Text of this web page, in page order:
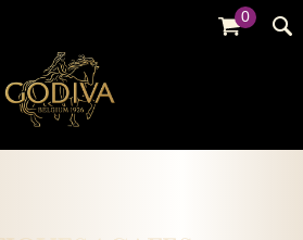
0
全部
全部
全部
婚禮系列
GODIVA故事